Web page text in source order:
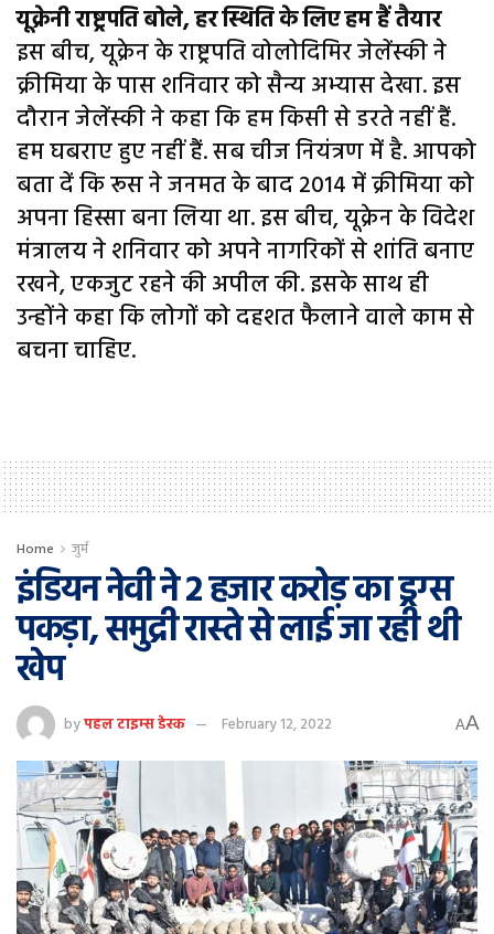
यूक्रेनी राष्ट्रपति बोले, हर स्थिति के लिए हम हैं तैयार
इस बीच, यूक्रेन के राष्ट्रपति वोलोदिमिर जेलेंस्की ने
क्रीमिया के पास शनिवार को सैन्य अभ्यास देखा. इस
दौरान जेलेंस्की ने कहा कि हम किसी से डरते नहीं हैं.
हम घबराए हुए नहीं हैं. सब चीज नियंत्रण में है. आपको
बता दें कि रूस ने जनमत के बाद 2014 में क्रीमिया को
अपना हिस्सा बना लिया था. इस बीच, यूक्रेन के विदेश
मंत्रालय ने शनिवार को अपने नागरिकों से शांति बनाए
रखने, एकजुट रहने की अपील की. इसके साथ ही
उन्होंने कहा कि लोगों को दहशत फैलाने वाले काम से
बचना चाहिए.
Home जुर्म
इंडियन नेवी ने 2 हजार करोड़ का ड्रग्स
पकड़ा, समुद्री रास्ते से लाई जा रही थी
खेप
byपहल टाइम्स डेस्क February 12, 2022 AA